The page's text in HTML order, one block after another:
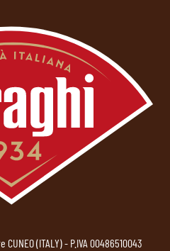
(ITALY) - P.IVA 00486510043